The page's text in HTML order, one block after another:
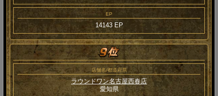
EP
14143 EP
店舗名/都道府県
ラウンドワン名古屋西春店
愛知県